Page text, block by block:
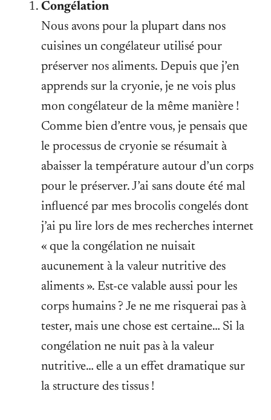
Congélation
Nous avons pour la plupart dans nos
cuisines un congélateur utilisé pour
préserver nos aliments. Depuis que j’en
apprends sur la cryonie, je ne vois plus
mon congélateur de la même manière !
Comme bien d’entre vous, je pensais que
le processus de cryonie se résumait à
abaisser la température autour d’un corps
pour le préserver. J’ai sans doute été mal
influencé par mes brocolis congelés dont
j’ai pu lire lors de mes recherches internet
« que la congélation ne nuisait
aucunement à la valeur nutritive des
aliments ». Est-ce valable aussi pour les
corps humains ? Je ne me risquerai pas à
tester, mais une chose est certaine… Si la
congélation ne nuit pas à la valeur
nutritive… elle a un effet dramatique sur
la structure des tissus !